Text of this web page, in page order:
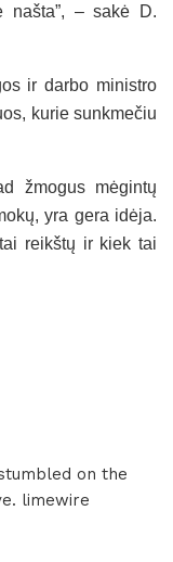
našta”, – sakė D.
ir darbo ministro
kurie sunkmečiu
žmogus mėgintų
yra gera idėja.
reikštų ir kiek tai
on the
limewire